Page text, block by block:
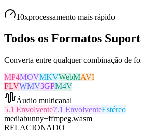
10xprocessamento mais rápido
Todos os Formatos
Converta entre qualquer combinação de
MP4MOVMKVWebMAVI
FLVWMV3GPM4V
Áudio multicanal
5.1 Envolvente7.1 EnvolventeEstéreo
mediabunny+ffmpeg.wasm
RELACIONADO